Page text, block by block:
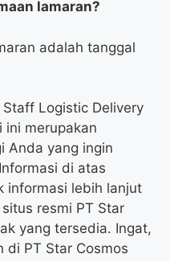
lamaran?
adalah tanggal
Logistic Delivery
ini merupakan
Anda yang ingin
di atas
informasi lebih lanjut
resmi PT Star
yang tersedia. Ingat,
di PT Star Cosmos